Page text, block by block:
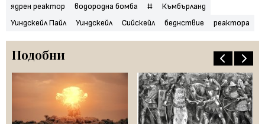
ядрен реактор
водородна бомба #
Къмбърланд
Уиндскейл Пайл
Уиндскейл Сийскейл беднствие реактора
Подобни